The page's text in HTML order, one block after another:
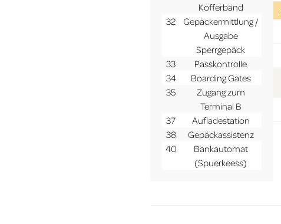
Kofferband
32
Gepäckermittlung /
Ausgabe
Sperrgepäck
33
Passkontrolle
34
Boarding Gates
35
Zugang zum
Terminal B
37
Aufladestation
38
Gepäckassistenz
40
Bankautomat
(Spuerkeess)